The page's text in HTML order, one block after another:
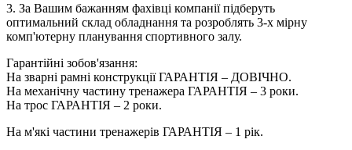
3. За Вашим бажанням фахівці компанії підберуть
оптимальний склад обладнання та розроблять 3-х мірну
комп'ютерну планування спортивного залу.
Гарантійні зобов'язання:
На зварні рамні конструкції ГАРАНТІЯ – ДОВІЧНО.
На механічну частину тренажера ГАРАНТІЯ – 3 роки.
На трос ГАРАНТІЯ – 2 роки.
На м'які частини тренажерів ГАРАНТІЯ – 1 рік.